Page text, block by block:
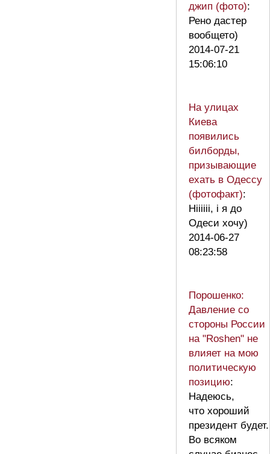
джип (фото):
Рено дастер
вообщето)
2014-07-21
15:06:10
На улицах
Киева
появились
билборды,
призывающие
ехать в Одессу
(фотофакт):
Ніiiiii, і я до
Одеси хочу)
2014-06-27
08:23:58
Порошенко:
Давление со
стороны России
на "Roshen" не
влияет на мою
политическую
позицию:
Надеюсь,
что хороший
президент будет.
Во всяком